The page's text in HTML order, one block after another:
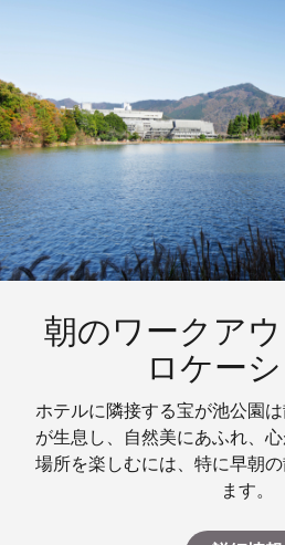
朝のワークア
ロケー
ホテルに隣接する宝が池公園
が生息し、自然美にあふれ、
場所を楽しむには、特に早朝
ます。